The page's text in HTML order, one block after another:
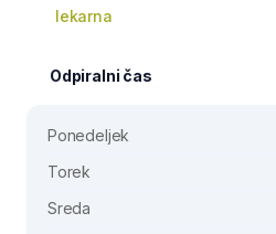
lekarna
Odpiralni čas
Ponedeljek
Torek
Sreda